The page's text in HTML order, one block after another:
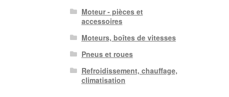
Moteur - pièces et
accessoires
Moteurs, boîtes de vitesses
Pneus et roues
Refroidissement, chauffage,
climatisation